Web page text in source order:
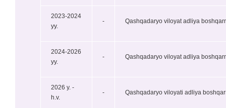
2023-2024
yy.
- Qashqadaryo viloyat adliya
2024-2026
yy.
- Qashqadaryo viloyat adliya
2026 y. -
h.v.
- Qashqadaryo viloyati adliya